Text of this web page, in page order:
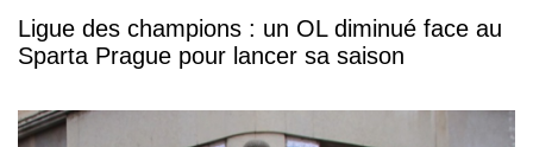
Ligue des champions : un OL diminué face au
Sparta Prague pour lancer sa saison